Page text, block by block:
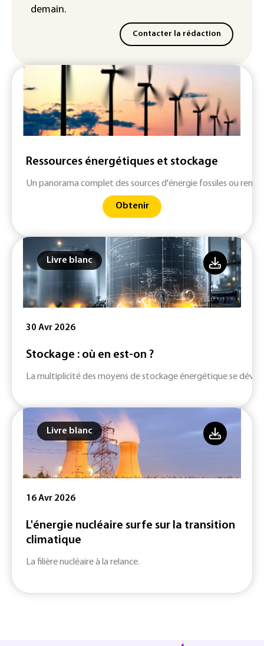
demain.
Contacter la rédaction
Ressources énergétiques et stockage
Un panorama complet des sources d'énergie fossiles ou
Obtenir
Livre blanc
30 Avr 2026
Stockage : où en est-on ?
La multiplicité des moyens de stockage énergétique se
Livre blanc
16 Avr 2026
L'énergie nucléaire surfe sur la transition
climatique
La filière nucléaire à la relance.